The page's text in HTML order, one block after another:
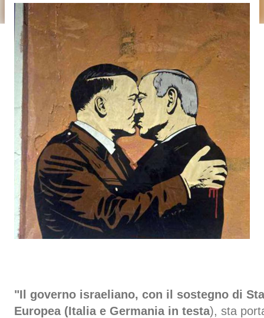
"Il governo israeliano, con il sostegno di
Europea (Italia e Germania in testa), sta